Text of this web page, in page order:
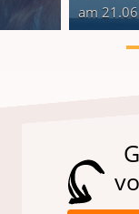
am